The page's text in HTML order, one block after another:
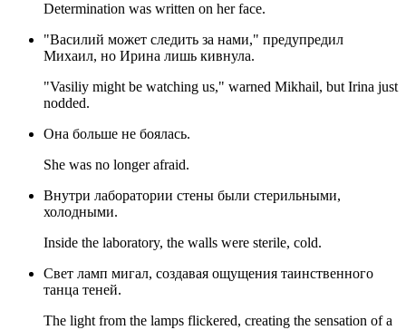
Determination was written on her face.
"Василий может следить за нами," предупредил
Михаил, но Ирина лишь кивнула.
"Vasiliy might be watching us," warned Mikhail, but Irina just
nodded.
Она больше не боялась.
She was no longer afraid.
Внутри лаборатории стены были стерильными,
холодными.
Inside the laboratory, the walls were sterile, cold.
Свет ламп мигал, создавая ощущения таинственного
танца теней.
The light from the lamps flickered, creating the sensation of a